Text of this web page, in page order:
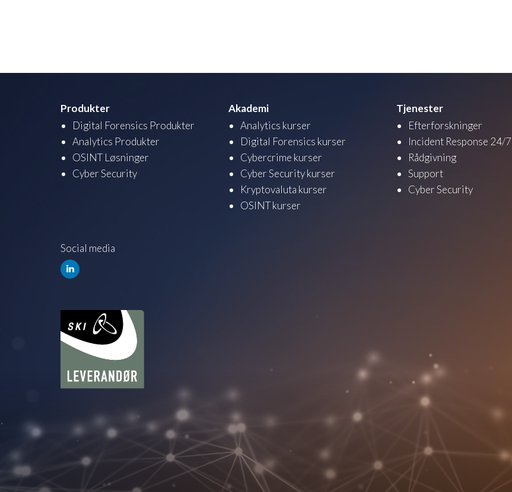
Produkter
Digital Forensics Produkter
Analytics Produkter
OSINT Løsninger
Cyber Security
Akademi
Analytics kurser
Digital Forensics kurser
Cybercrime kurser
Cyber Security kurser
Kryptovaluta kurser
OSINT kurser
Tjenester
Efterforskninger
Incident Response 24/7
Rådgivning
Support
Cyber Security
Social media